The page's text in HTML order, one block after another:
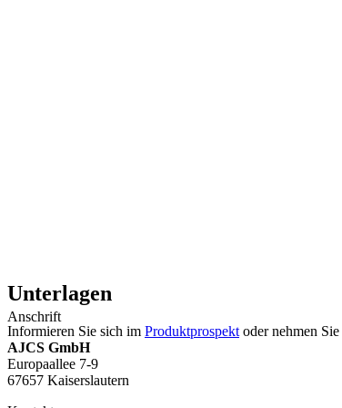
Unterlagen
Informieren Sie sich im Produktprospektoder nehmen Sie
Anschrift
AJCS GmbH
Europaallee 7-9
67657 Kaiserslautern